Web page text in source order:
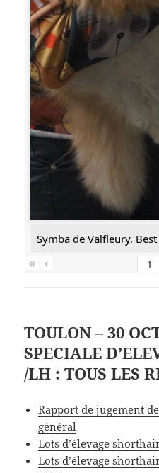
Symba de Valfleury,
«
‹
TOULON – 30
SPECIALE
/LH : TOUS LES
Rapport de jugement
général
Lots d’élevage
Lots d’élevage